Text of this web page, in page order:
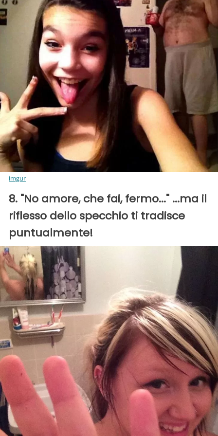
imgur
8. "No amore, che fai, fermo..." ...ma il
riflesso dello specchio ti tradisce
puntualmente!